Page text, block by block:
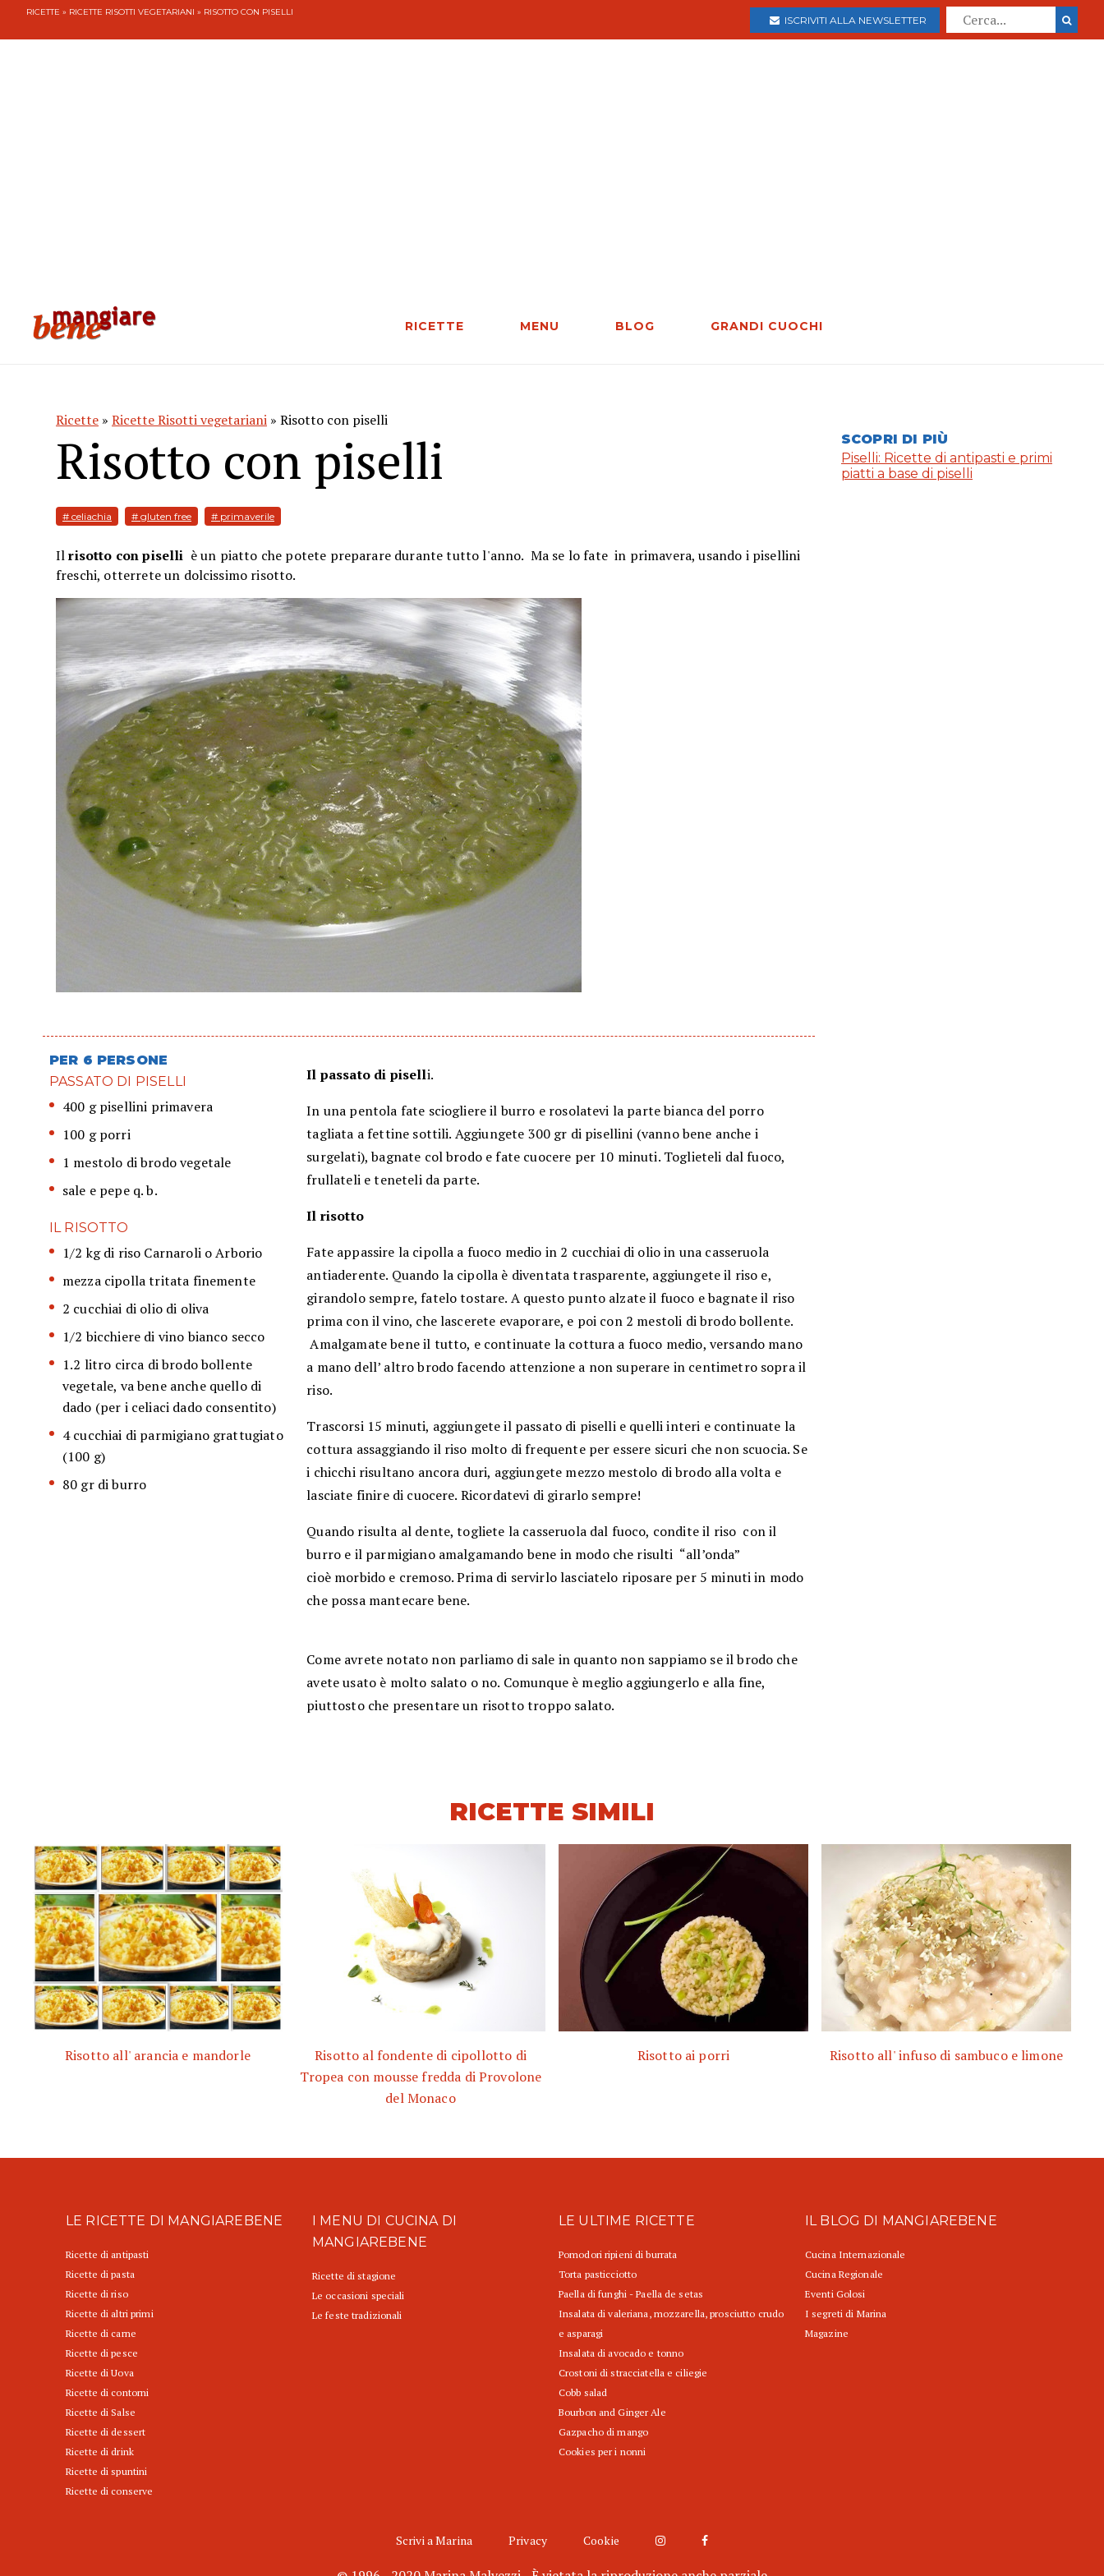
RICETTE » RICETTE RISOTTI VEGETARIANI » RISOTTO CON PISELLI
ISCRIVITI ALLA NEWSLETTER
RICETTE MENU BLOG GRANDI CUOCHI
Ricette » Ricette Risotti vegetariani » Risotto con piselli
Risotto con piselli
# celiachia # gluten free # primaverile
Ilrisotto con piselli è un piatto che potete preparare durante tutto l'anno. Ma se lo fate in primavera, usando i pisellini
freschi, otterrete un dolcissimo risotto.
PER 6 PERSONE
PASSATO DI PISELLI
400 g pisellini primavera
100 g porri
1 mestolo di brodo vegetale
sale e pepe q. b.
IL RISOTTO
1/2 kg di riso Carnaroli o Arborio
mezza cipolla tritata finemente
2 cucchiai di olio di oliva
1/2 bicchiere di vino bianco secco
1.2 litro circa di brodo bollente
vegetale, va bene anche quello di
dado (per i celiaci dado consentito)
4 cucchiai di parmigiano grattugiato
(100 g)
80 gr di burro
Il passato di piselli.
In una pentola fate sciogliere il burro e rosolatevi la parte bianca del porro
tagliata a fettine sottili. Aggiungete 300 gr di pisellini (vanno bene anche i
surgelati), bagnate col brodo e fate cuocere per 10 minuti. Toglieteli dal fuoco,
frullateli e teneteli da parte.
Il risotto
Fate appassire la cipolla a fuoco medio in 2 cucchiai di olio in una casseruola
antiaderente. Quando la cipolla è diventata trasparente, aggiungete il riso e,
girandolo sempre, fatelo tostare. A questo punto alzate il fuoco e bagnate il riso
prima con il vino, che lascerete evaporare, e poi con 2 mestoli di brodo bollente.
Amalgamate bene il tutto, e continuate la cottura a fuoco medio, versando mano
a mano dell’ altro brodo facendo attenzione a non superare in centimetro sopra il
riso.
Trascorsi 15 minuti, aggiungete il passato di piselli e quelli interi e continuate la
cottura assaggiando il riso molto di frequente per essere sicuri che non scuocia. Se
i chicchi risultano ancora duri, aggiungete mezzo mestolo di brodo alla volta e
lasciate finire di cuocere. Ricordatevi di girarlo sempre!
Quando risulta al dente, togliete la casseruola dal fuoco, condite il riso con il
burro e il parmigiano amalgamando bene in modo che risulti “all’onda”
cioè morbido e cremoso. Prima di servirlo lasciatelo riposare per 5 minuti in modo
che possa mantecare bene.
Come avrete notato non parliamo di sale in quanto non sappiamo se il brodo che
avete usato è molto salato o no. Comunque è meglio aggiungerlo e alla fine,
piuttosto che presentare un risotto troppo salato.
SCOPRI DI PIÙ
Piselli: Ricette di antipasti e primi
piatti a base di piselli
RICETTE SIMILI
Risotto all' arancia e mandorle
Risotto al fondente di cipollotto di
Tropea con mousse fredda di Provolone
del Monaco
Risotto ai porri Risotto all' infuso di sambuco e limone
LE RICETTE DI MANGIAREBENE
Ricette di antipasti
Ricette di pasta
Ricette di riso
Ricette di altri primi
Ricette di carne
Ricette di pesce
Ricette di Uova
Ricette di contorni
Ricette di Salse
Ricette di dessert
Ricette di drink
Ricette di spuntini
Ricette di conserve
I MENU DI CUCINA DI
MANGIAREBENE
Ricette di stagione
Le occasioni speciali
Le feste tradizionali
LE ULTIME RICETTE
Pomodori ripieni di burrata
Torta pasticciotto
Paella di funghi - Paella de setas
Insalata di valeriana, mozzarella, prosciutto crudo
e asparagi
Insalata di avocado e tonno
Crostoni di stracciatella e ciliegie
Cobb salad
Bourbon and Ginger Ale
Gazpacho di mango
Cookies per i nonni
IL BLOG DI MANGIAREBENE
Cucina Internazionale
Cucina Regionale
Eventi Golosi
I segreti di Marina
Magazine
Scrivi a Marina Privacy Cookie